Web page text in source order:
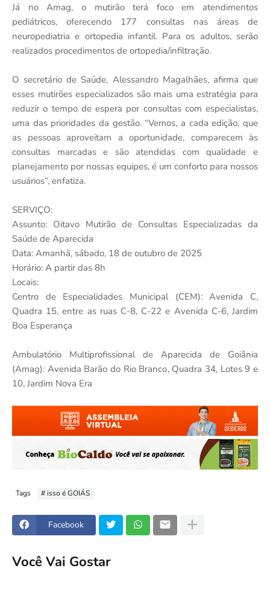
Já no Amag, o mutirão terá foco em atendimentos
pediátricos, oferecendo 177 consultas nas áreas de
neuropediatria e ortopedia infantil. Para os adultos, serão
realizados procedimentos de ortopedia/infiltração.
O secretário de Saúde, Alessandro Magalhães, afirma que
esses mutirões especializados são mais uma estratégia para
reduzir o tempo de espera por consultas com especialistas,
uma das prioridades da gestão. “Vemos, a cada edição, que
as pessoas aproveitam a oportunidade, comparecem às
consultas marcadas e são atendidas com qualidade e
planejamento por nossas equipes, é um conforto para nossos
usuários”, enfatiza.
SERVIÇO:
Assunto: Oitavo Mutirão de Consultas Especializadas da
Saúde de Aparecida
Data: Amanhã, sábado, 18 de outubro de 2025
Horário: A partir das 8h
Locais:
Centro de Especialidades Municipal (CEM): Avenida C,
Quadra 15, entre as ruas C-8, C-22 e Avenida C-6, Jardim
Boa Esperança
Ambulatório Multiprofissional de Aparecida de Goiânia
(Amag): Avenida Barão do Rio Branco, Quadra 34, Lotes 9 e
10, Jardim Nova Era
Tags # isso é GOIÁS
Facebook
Você Vai Gostar